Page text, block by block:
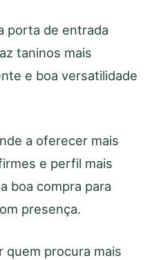
porta de entrada
taninos mais
e boa versatilidade
a oferecer mais
e perfil mais
boa compra para
presença.
quem procura mais